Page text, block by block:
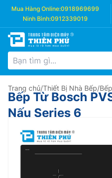
Mua Hàng Online:0918969699
Ninh Bình:0912339019
Trang chủ/Thiết Bị Nhà Bếp/
Bếp Từ Bosch
Nấu Series 6